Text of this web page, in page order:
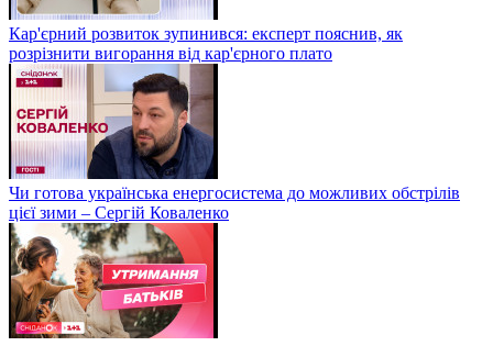
Кар'єрний розвиток зупинився: експерт пояснив, як
розрізнити вигорання від кар'єрного плато
Чи готова українська енергосистема до можливих обстрілів
цієї зими – Сергій Коваленко